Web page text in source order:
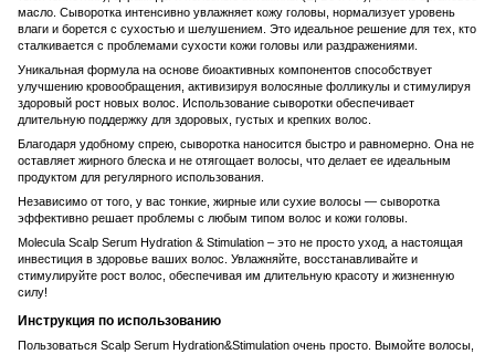
масло. Сыворотка интенсивно увлажняет кожу головы, нормализует уровень
влаги и борется с сухостью и шелушением. Это идеальное решение для тех, кто
сталкивается с проблемами сухости кожи головы или раздражениями.
Уникальная формула на основе биоактивных компонентов способствует
улучшению кровообращения, активизируя волосяные фолликулы и стимулируя
здоровый рост новых волос. Использование сыворотки обеспечивает
длительную поддержку для здоровых, густых и крепких волос.
Благодаря удобному спрею, сыворотка наносится быстро и равномерно. Она не
оставляет жирного блеска и не отягощает волосы, что делает ее идеальным
продуктом для регулярного использования.
Независимо от того, у вас тонкие, жирные или сухие волосы — сыворотка
эффективно решает проблемы с любым типом волос и кожи головы.
Molecula Scalp Serum Hydration & Stimulation – это не просто уход, а настоящая
инвестиция в здоровье ваших волос. Увлажняйте, восстанавливайте и
стимулируйте рост волос, обеспечивая им длительную красоту и жизненную
силу!
Инструкция по использованию
Пользоваться Scalp Serum Hydration&Stimulation очень просто. Вымойте волосы,